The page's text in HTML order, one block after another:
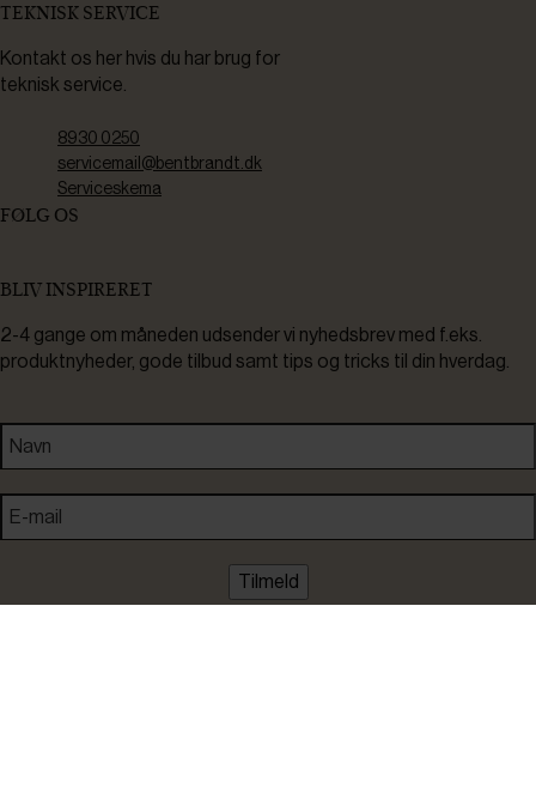
TEKNISK SERVICE
Kontakt os her hvis du har brug for
teknisk service.
8930 0250
servicemail@bentbrandt.dk
Serviceskema
FØLG OS
BLIV INSPIRERET
2-4 gange om måneden udsender vi nyhedsbrev med f.eks.
produktnyheder, gode tilbud samt tips og tricks til din hverdag.
Tilmeld